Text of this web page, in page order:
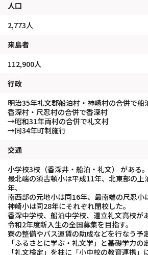
人口
2,773人
来島者
112,900人
行政
明治35年礼文郡船泊村・神崎村の合併で船
香深村・尺忍村の合併で香深村
→昭和31年両村の合併で礼文村
→同34年町制施行
交通
小学校3校（香深井・船泊・礼文） がある。
最北端の須古頓小は平成11年、北東部の上
年、
南西部の元地小は同16年、最南端の尺忍小
神崎小は同28年にそれぞれ閉校した。
香深中学校、船泊中学校、道立礼文高校が
令和2年度新入生の全国募集を目指す。
寮の整備やバス運賃の助成などを行なう予定
「ふるさとに学ぶ・礼文学」と基礎学力の
「礼文検定」を柱に「小中校の教育連携」